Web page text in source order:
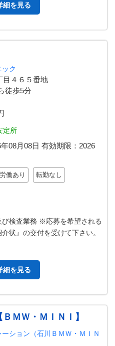
細を見る
ク
目４６５番地
徒歩5分
定所
08月08日 有効期限： 2026
働あり 転勤なし
び検査業務 ※応募を希望される
状』の交付を受けて下さい。
細を見る
ＭＷ・ＭＩＮＩ】
ション（石川ＢＭＷ・ＭＩＮ